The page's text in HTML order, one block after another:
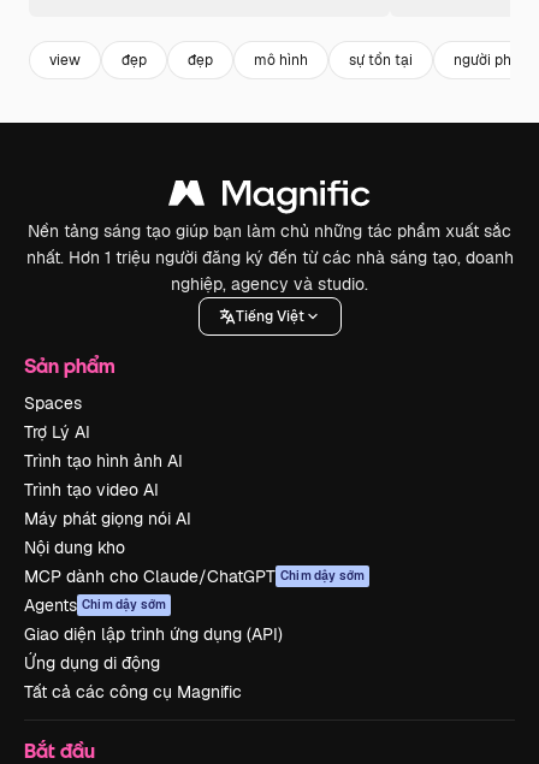
view đẹp đẹp mô hình sự tồn tại người phụ nữ
Nền tảng sáng tạo giúp bạn làm chủ những tác phẩm xuất sắc
nhất. Hơn 1 triệu người đăng ký đến từ các nhà sáng tạo, doanh
nghiệp, agency và studio.
Tiếng Việt
Sản phẩm
Spaces
Trợ Lý AI
Trình tạo hình ảnh AI
Trình tạo video AI
Máy phát giọng nói AI
Nội dung kho
MCP dành cho Claude/ChatGPT Chim dậy sớm
Agents Chim dậy sớm
Giao diện lập trình ứng dụng (API)
Ứng dụng di động
Tất cả các công cụ Magnific
Bắt đầu